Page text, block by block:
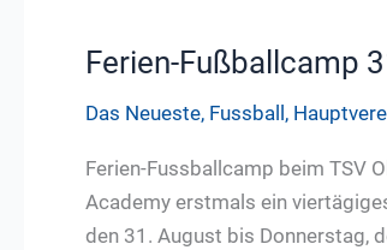
2026:
&
Functional
Training
Ferien-Fußballcamp
Das Neueste, Fussball,
Ferien-Fussballcamp beim TSV
Academy erstmals ein
den 31. August bis Donnerstag,